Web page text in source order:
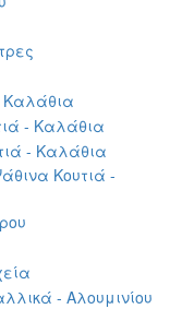
Καλάθια
- Καλάθια
- Καλάθια
Κουτιά -
- Αλουμινίου